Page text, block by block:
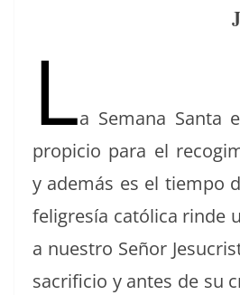
La Sem­ana San­ta
prop­i­cio para el
y además es el tiem­po
feli­gresía católi­ca rinde
a nue­stro Señor
sac­ri­fi­cio y antes de su